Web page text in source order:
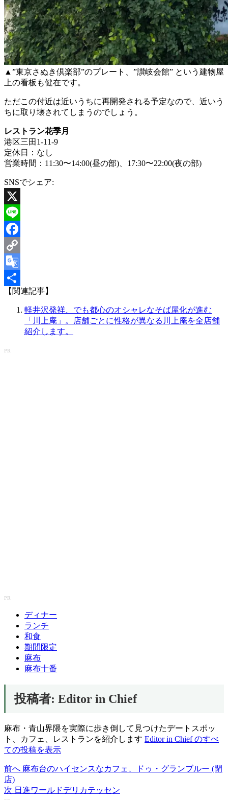
▲”東京さぬき倶楽部”のプレート、”讃岐会館” という建物屋
上の看板も健在です。
ただこの付近は近いうちに再開発される予定なので、近いう
ちに取り壊されてしまうのでしょう。
レストラン花季月
港区三田1-11-9
定休日：なし
営業時間：11:30〜14:00(昼の部)、17:30〜22:00(夜の部)
SNSでシェア:
X
Line
Facebook
Copy
Link
Google
Translate
共
【関連記事】
軽井沢発祥、でも都心のオシャレなそば屋化が進む
「川上庵」。店舗ごとに性格が異なる川上庵を全店舗
紹介します。
PR
PR
ディナー
ランチ
和食
期間限定
麻布
麻布十番
う
ど
讃
岐
麻
十
投稿者: Editor in Chief
麻布・青山界隈を実際に歩き倒して見つけたデートスポッ
ト、カフェ、レストランを紹介します Editor in Chief のすべ
ての投稿を表示
投
稿
前へ 麻布台のハイセンスなカフェ、ドゥ・グランブルー (閉
店)
次 日進ワールドデリカテッセン